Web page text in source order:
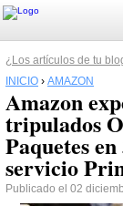
¿Los artículos de tu
INICIO › AMAZON
Amazon
tripulados
Paquetes
servicio
Publicado el 02